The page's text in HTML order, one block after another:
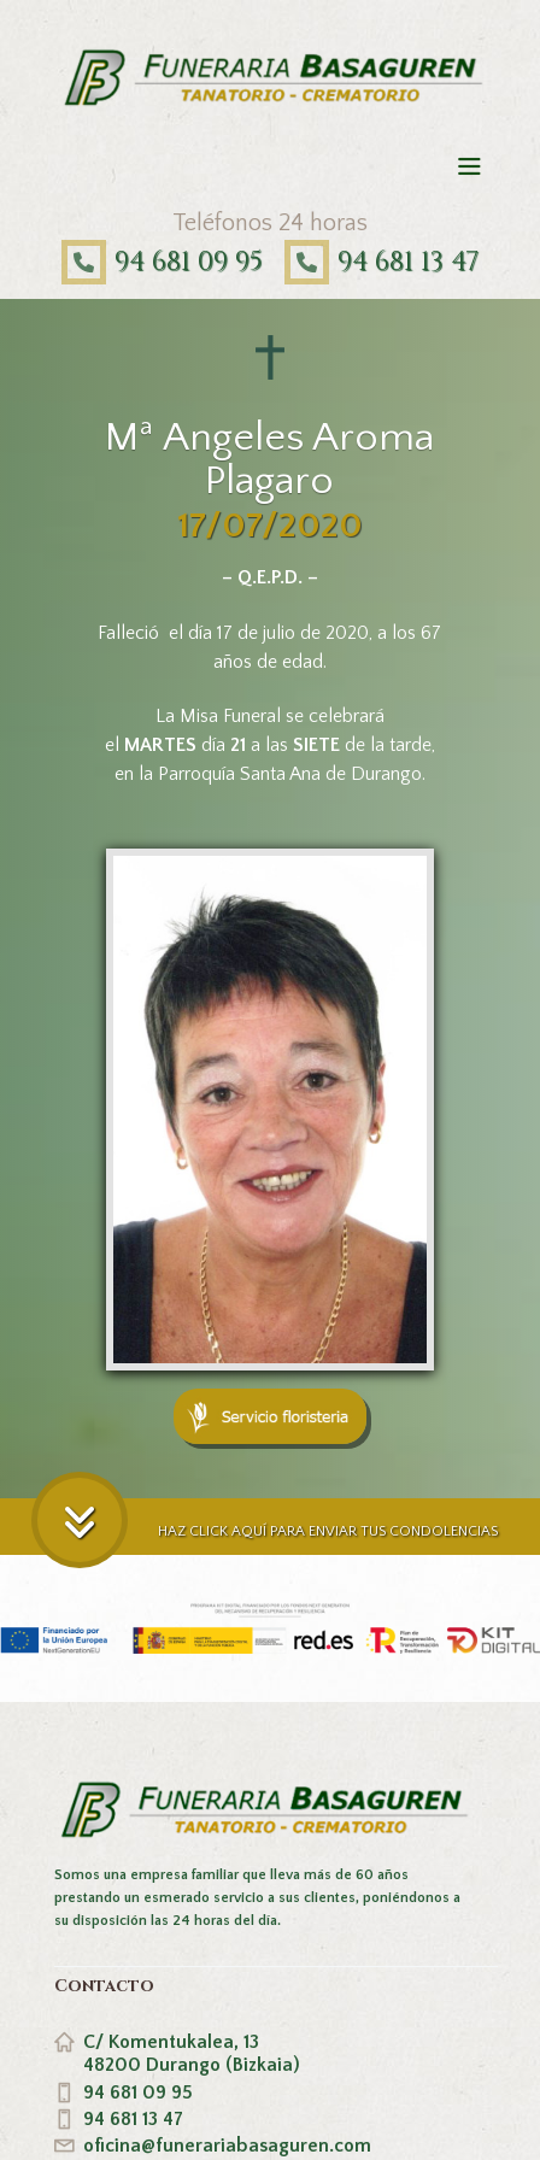
Teléfonos 24 horas
94 681 09 95 94 681 13 47
Mª Angeles Aroma
Plagaro
17/07/2020
– Q.E.P.D. –
Falleció el día 17 de julio de 2020, a los 67
años de edad.
La Misa Funeral se celebrará
el MARTES día 21 a las SIETE de la tarde,
en la Parroquía Santa Ana de Durango.
HAZ CLICK AQUÍ PARA ENVIAR TUS CONDOLENCIAS
Somos una empresa familiar que lleva más de 60 años
prestando un esmerado servicio a sus clientes, poniéndonos a
su disposición las 24 horas del día.
Contacto
C/ Komentukalea, 13
48200 Durango (Bizkaia)
94 681 09 95
94 681 13 47
oficina@funerariabasaguren.com